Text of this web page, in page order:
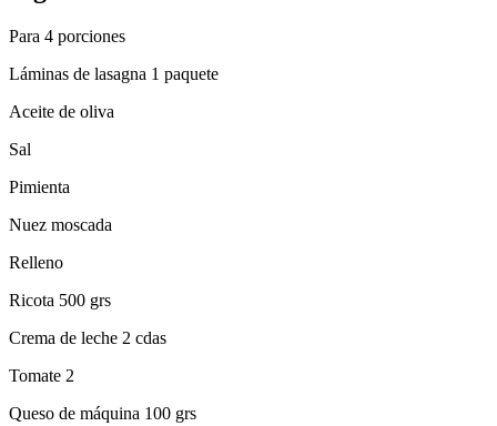
Para 4 porciones
Láminas de lasagna 1 paquete
Aceite de oliva
Sal
Pimienta
Nuez moscada
Relleno
Ricota 500 grs
Crema de leche 2 cdas
Tomate 2
Queso de máquina 100 grs